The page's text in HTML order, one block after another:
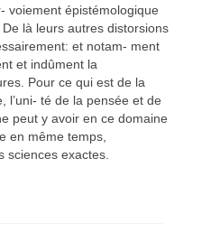
voiement épistémologique
là leurs autres distorsions
et notam- ment
et indûment la
Pour ce qui est de la
l’uni- té de la pensée et de
peut y avoir en ce domaine
en même temps,
sciences exactes.